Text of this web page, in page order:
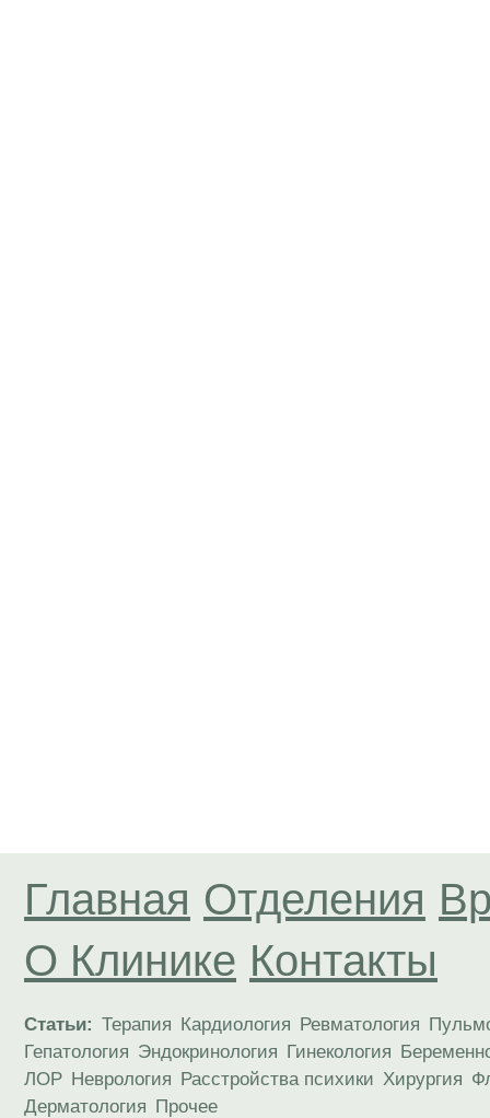
Главная Отделения
О Клинике Контакты
Статьи: Терапия Кардиология Ревматология
Гепатология Эндокринология Гинекология
ЛОР Неврология Расстройства психики Хирургия
Дерматология Прочее